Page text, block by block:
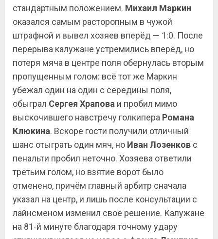
стандартным положением. Михаил Маркин
оказался самым расторопным в чужой
штрафной и вывел хозяев вперёд — 1:0. После
перерыва калужане устремились вперёд, но
потеря мяча в центре поля обернулась вторым
пропущенным голом: всё тот же Маркин
убежал один на один с середины поля,
обыграл Сергея Храпова и пробил мимо
выскочившего навстречу голкипера Романа
Клюкина. Вскоре гости получили отличный
шанс отыграть один мяч, но Иван Лозенков с
пенальти пробил неточно. Хозяева ответили
третьим голом, но взятие ворот было
отменено, причём главный арбитр сначала
указал на центр, и лишь после консультации с
лайнсменом изменил своё решение. Калужане
на 81-й минуте благодаря точному удару